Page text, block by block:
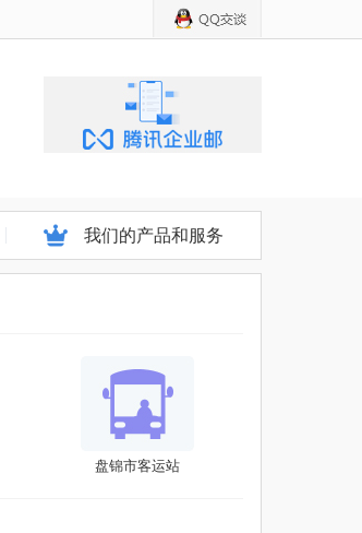
我们的产品和服务
盘锦市客运站